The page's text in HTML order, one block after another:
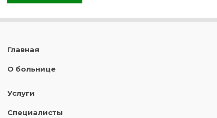
Главная
О больнице
Услуги
Специалисты